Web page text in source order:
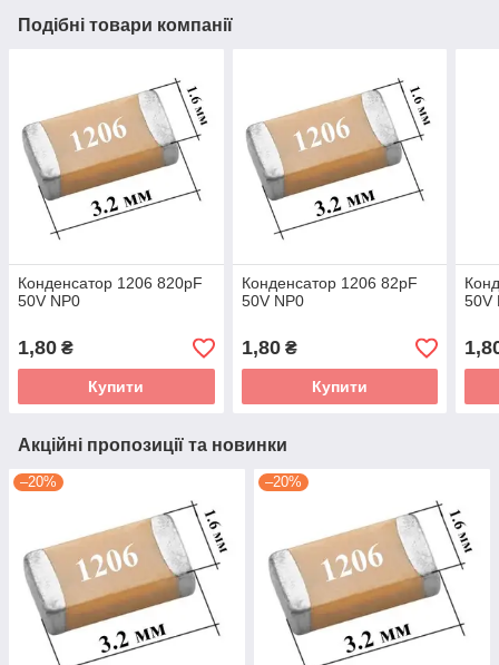
Подібні товари компанії
Конденсатор 1206 820pF
50V NP0
1,80 ₴
Купити
Конденсатор 1206 82pF
50V NP0
1,80₴
Купити
50V
Акційні пропозиції та новинки
–20% –20%